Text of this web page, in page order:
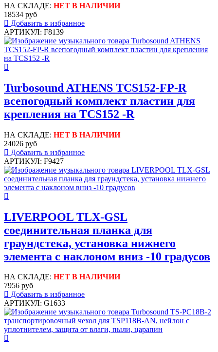
НА СКЛАДЕ: НЕТ В НАЛИЧИИ
18534 руб
Добавить в избранное
АРТИКУЛ: F8139
Turbosound ATHENS TCS152-FP-R
всепогодный комплект пластин для
крепления на TCS152 -R
НА СКЛАДЕ: НЕТ В НАЛИЧИИ
24026 руб
Добавить в избранное
АРТИКУЛ: F9427
LIVERPOOL TLX-GSL
соединительная планка для
граундстека, установка нижнего
элемента с наклоном вниз -10 градусов
НА СКЛАДЕ: НЕТ В НАЛИЧИИ
7956 руб
Добавить в избранное
АРТИКУЛ: G1633